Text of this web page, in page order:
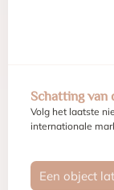
Schatting van
Volg het laatste
internationale
Een object